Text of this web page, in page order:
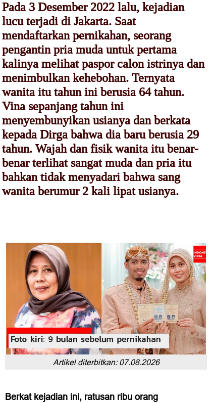
Pada 3 Desember 2022 lalu, kejadian
lucu terjadi di Jakarta. Saat
mendaftarkan pernikahan, seorang
pengantin pria muda untuk pertama
kalinya melihat paspor calon istrinya dan
menimbulkan kehebohan. Ternyata
wanita itu tahun ini berusia 64 tahun.
Vina sepanjang tahun ini
menyembunyikan usianya dan berkata
kepada Dirga bahwa dia baru berusia 29
tahun. Wajah dan fisik wanita itu benar-
benar terlihat sangat muda dan pria itu
bahkan tidak menyadari bahwa sang
wanita berumur 2 kali lipat usianya.
Berkat kejadian ini, ratusan ribu orang
Artikel diterbitkan: 07.08.2026